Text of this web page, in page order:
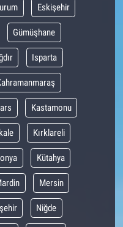
Eskişehir
Gümüşhane
Isparta
Kastamonu
Kırklareli
Kütahya
Mersin
Niğde